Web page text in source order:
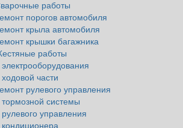
работы
порогов автомобиля
крыла автомобиля
крышки багажника
работы
части
рулевого управления
системы
управления